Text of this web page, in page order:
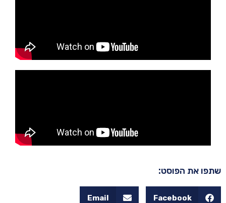
שתפו את הפוסט:
Facebook
Email